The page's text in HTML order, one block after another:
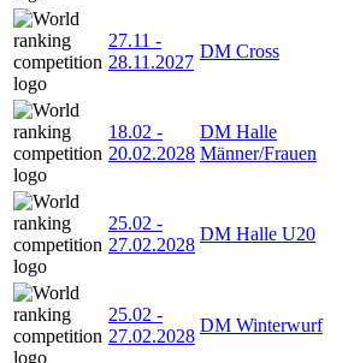
27.11 -
28.11.2027
DM Cross
18.02 -
20.02.2028
DM Halle
Männer/Frauen
25.02 -
27.02.2028
DM Halle U20
25.02 -
27.02.2028
DM Winterwurf